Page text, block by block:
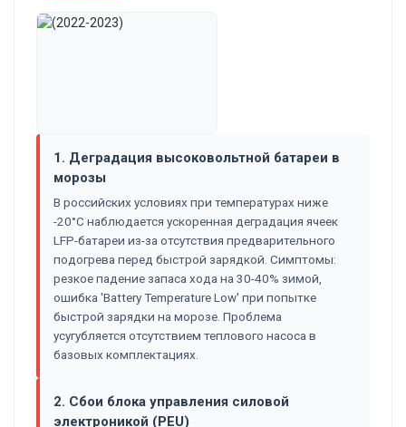
1. Деградация высоковольтной батареи в
морозы
В российских условиях при температурах ниже
-20°C наблюдается ускоренная деградация ячеек
LFP-батареи из-за отсутствия предварительного
подогрева перед быстрой зарядкой. Симптомы:
резкое падение запаса хода на 30-40% зимой,
ошибка 'Battery Temperature Low' при попытке
быстрой зарядки на морозе. Проблема
усугубляется отсутствием теплового насоса в
базовых комплектациях.
2. Сбои блока управления силовой
электроникой (PEU)